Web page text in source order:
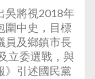
吳將視2018年
圍中史，目標
員及鄉鎮市長
立委選戰，與
》引述國民黨